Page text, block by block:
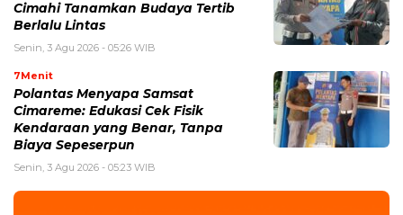
Cimahi Tanamkan Budaya Tertib
Berlalu Lintas
Senin, 3 Agu 2026 - 05:26 WIB
7Menit
Polantas Menyapa Samsat
Cimareme: Edukasi Cek Fisik
Kendaraan yang Benar, Tanpa
Biaya Sepeserpun
Senin, 3 Agu 2026 - 05:23 WIB